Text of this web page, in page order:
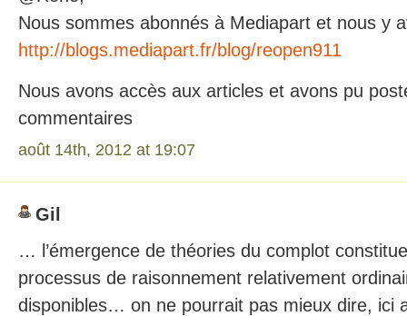
Nous sommes abonnés à Mediapart et nous y
http://blogs.mediapart.fr/blog/reopen911
Nous avons accès aux articles et avons pu
commentaires
août 14th, 2012 at 19:07
Gil
… l’émergence de théories du complot
processus de raisonnement relativement
disponibles… on ne pourrait pas mieux dire, ici